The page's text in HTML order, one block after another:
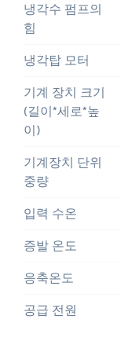
냉각수 펌프의
힘
냉각탑 모터
기계 장치 크기
(길이*세로*높
이)
기계장치 단위
중량
입력 수온
증발 온도
응축온도
공급 전원